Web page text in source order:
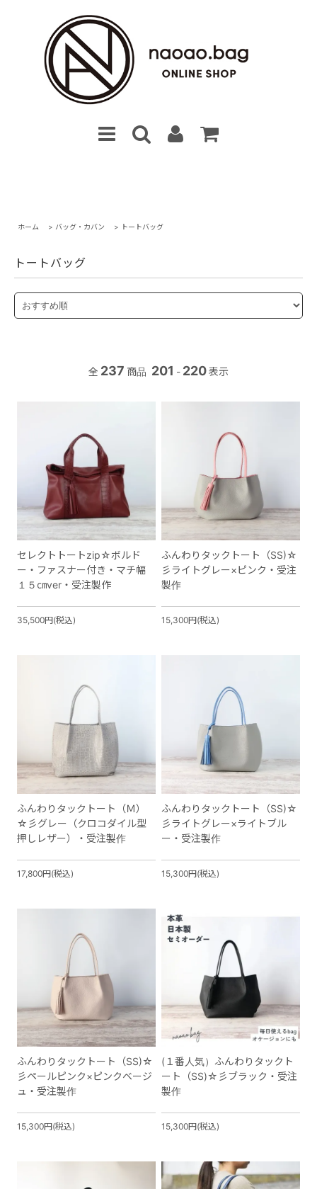
ホーム > バッグ・カバン > トートバッグ
トートバッグ
全 237 商品 201 - 220表示
セレクトトートzip☆ボルド
ー・ファスナー付き・マチ幅
１５㎝ver・受注製作
35,500円(税込)
ふんわりタックトート（SS)☆
彡ライトグレー×ピンク・受注
製作
15,300円(税込)
ふんわりタックトート（Ｍ）
☆彡グレー（クロコダイル型
押しレザー）・受注製作
17,800円(税込)
ふんわりタックトート（SS)☆
彡ライトグレー×ライトブル
ー・受注製作
15,300円(税込)
ふんわりタックトート（SS)☆
彡ペールピンク×ピンクベージ
ュ・受注製作
15,300円(税込)
(１番人気）ふんわりタックト
ート（SS)☆彡ブラック・受注
製作
15,300円(税込)